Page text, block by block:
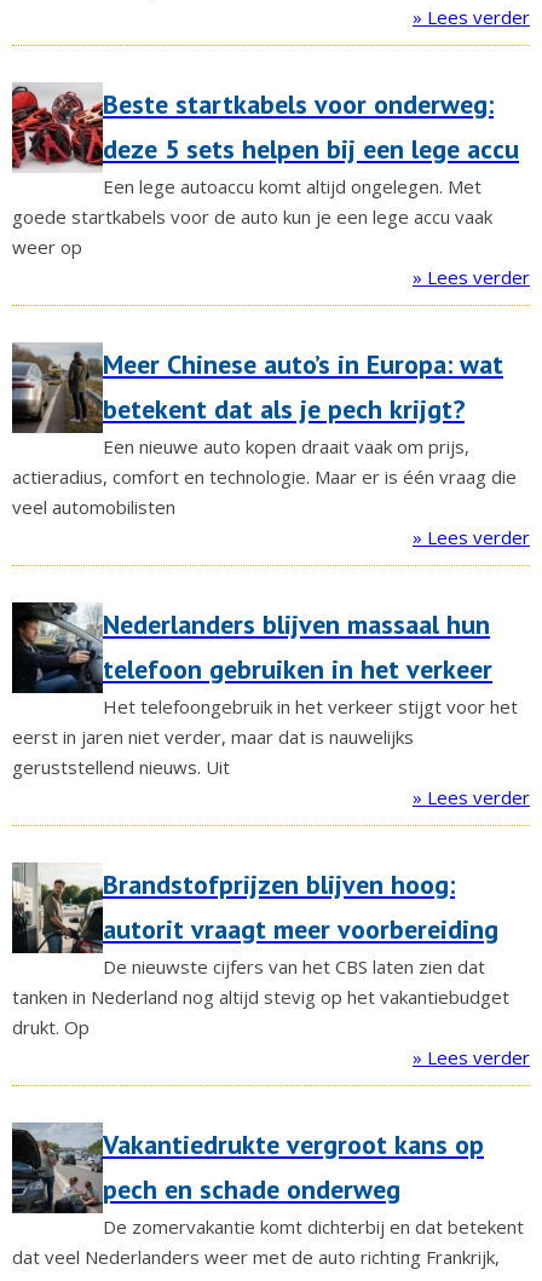
» Lees verder
Beste startkabels voor onderweg:
deze 5 sets helpen bij een lege accu
Een lege autoaccu komt altijd ongelegen. Met
goede startkabels voor de auto kun je een lege accu vaak
weer op
» Lees verder
Meer Chinese auto’s in Europa: wat
betekent dat als je pech krijgt?
Een nieuwe auto kopen draait vaak om prijs,
actieradius, comfort en technologie. Maar er is één vraag die
veel automobilisten
» Lees verder
Nederlanders blijven massaal hun
telefoon gebruiken in het verkeer
Het telefoongebruik in het verkeer stijgt voor het
eerst in jaren niet verder, maar dat is nauwelijks
geruststellend nieuws. Uit
» Lees verder
Brandstofprijzen blijven hoog:
autorit vraagt meer voorbereiding
De nieuwste cijfers van het CBS laten zien dat
tanken in Nederland nog altijd stevig op het vakantiebudget
drukt. Op
» Lees verder
Vakantiedrukte vergroot kans op
pech en schade onderweg
De zomervakantie komt dichterbij en dat betekent
dat veel Nederlanders weer met de auto richting Frankrijk,